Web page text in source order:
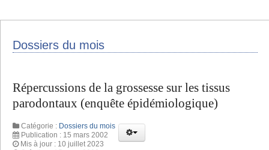
Dossiers du mois
Répercussions de la grossesse sur les tissus
parodontaux (enquête épidémiologique)
Catégorie : Dossiers du mois
Publication : 15 mars 2002
Mis à jour : 10 juillet 2023